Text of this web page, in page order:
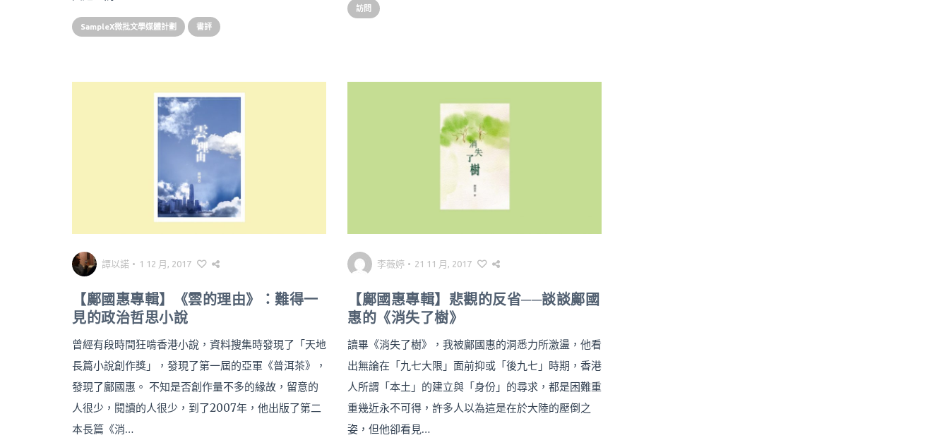
SampleX微批文學媒體計劃 書評
訪問
譚以諾 • 1 12 月, 2017
【鄺國惠專輯】《雲的理由》：難得一
見的政治哲思小說
曾經有段時間狂啃香港小說，資料搜集時發現了「天地
長篇小說創作獎」，發現了第一屆的亞軍《普洱茶》，
發現了鄺國惠。 不知是否創作量不多的緣故，留意的
人很少，閱讀的人很少，到了2007年，他出版了第二
本長篇《消…
李薇婷 • 21 11 月, 2017
【鄺國惠專輯】悲觀的反省──談談鄺國
惠的《消失了樹》
讀畢《消失了樹》，我被鄺國惠的洞悉力所激盪，他看
出無論在「九七大限」面前抑或「後九七」時期，香港
人所謂「本土」的建立與「身份」的尋求，都是困難重
重幾近永不可得，許多人以為這是在於大陸的壓倒之
姿，但他卻看見…